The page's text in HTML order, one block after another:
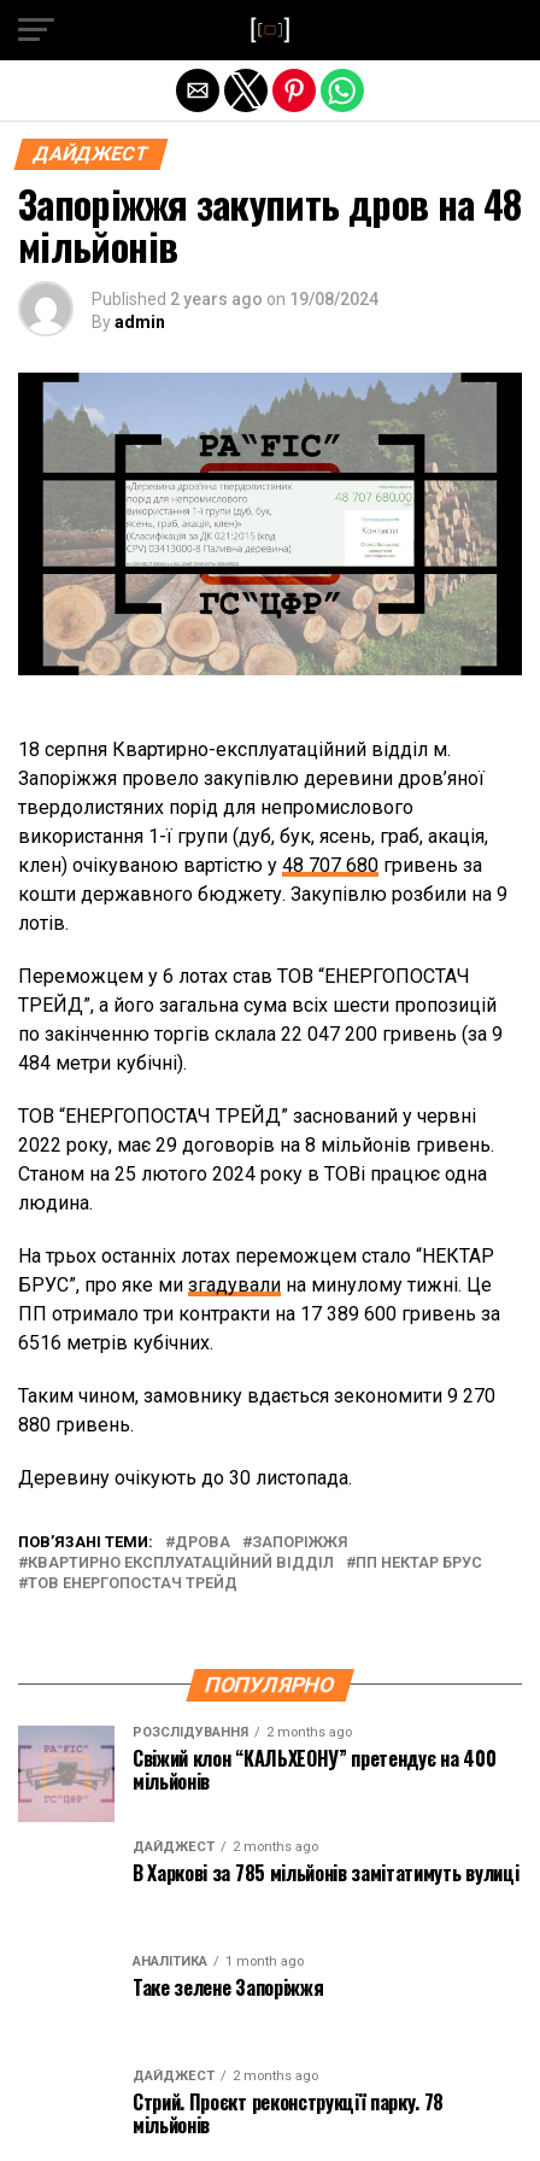
ДАЙДЖЕСТ
Запоріжжя закупить дров на 48
мільйонів
Published 2 years ago on 19/08/2024
Byadmin
18 серпня Квартирно-експлуатаційний відділ м.
Запоріжжя провело закупівлю деревини дров’яної
твердолистяних порід для непромислового
використання 1-ї групи (дуб, бук, ясень, граб, акація,
клен) очікуваною вартістю у 48 707 680 гривень за
кошти державного бюджету. Закупівлю розбили на 9
лотів.
Переможцем у 6 лотах став ТОВ “ЕНЕРГОПОСТАЧ
ТРЕЙД”, а його загальна сума всіх шести пропозицій
по закінченню торгів склала 22 047 200 гривень (за 9
484 метри кубічні).
ТОВ “ЕНЕРГОПОСТАЧ ТРЕЙД” заснований у червні
2022 року, має 29 договорів на 8 мільйонів гривень.
Станом на 25 лютого 2024 року в ТОВі працює одна
людина.
На трьох останніх лотах переможцем стало “НЕКТАР
БРУС”, про яке ми згадували на минулому тижні. Це
ПП отримало три контракти на 17 389 600 гривень за
6516 метрів кубічних.
Таким чином, замовнику вдається зекономити 9 270
880 гривень.
Деревину очікують до 30 листопада.
ПОВ’ЯЗАНІ ТЕМИ: ДРОВА
ЗАПОРІЖЖЯ
КВАРТИРНО ЕКСПЛУАТАЦІЙНИЙ ВІДДІЛ
ПП НЕКТАР БРУС
ТОВ ЕНЕРГОПОСТАЧ ТРЕЙД
ПОПУЛЯРНО
РОЗСЛІДУВАННЯ 2 months ago
Свіжий клон “КАЛЬХЕОНУ” претендує на 400
мільйонів
ДАЙДЖЕСТ 2 months ago
В Харкові за 785 мільйонів замітатимуть вулиці
АНАЛІТИКА 1 month ago
Таке зелене Запоріжжя
ДАЙДЖЕСТ 2 months ago
Стрий. Проєкт реконструкції парку. 78
мільйонів
Exit mobile version